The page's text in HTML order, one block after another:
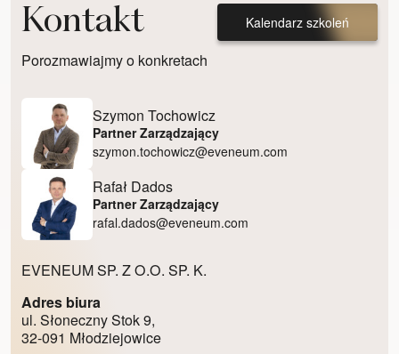
Kontakt
Porozmawiajmy o konkretach
Kalendarz szkoleń
Szymon Tochowicz
Partner Zarządzający
szymon.tochowicz@eveneum.com
Rafał Dados
Partner Zarządzający
rafal.dados@eveneum.com
EVENEUM SP. Z O.O. SP. K.
Adres biura
ul. Słoneczny Stok 9,
32-091 Młodziejowice